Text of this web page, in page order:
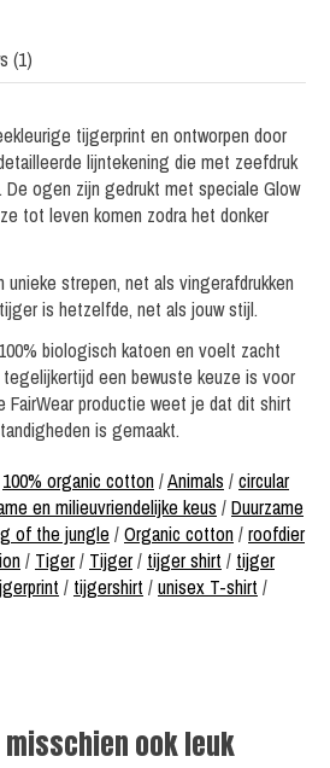
(1)
tijgerprint en ontworpen door
lijntekening die met zeefdruk
De ogen zijn gedrukt met speciale Glow
tot leven komen zodra het donker
strepen, net als vingerafdrukken
is hetzelfde, net als jouw stijl.
biologisch katoen en voelt zacht
een bewuste keuze is voor
FairWear productie weet je dat dit shirt
is gemaakt.
100% organic cotton/Animals /circular
en milieuvriendelijke keus /Duurzame
of the jungle /Organic cotton/roofdier
/ Tiger/ Tijger/ tijger shirt / tijger
/ tijgershirt /unisex T-shirt /
misschien ook leuk